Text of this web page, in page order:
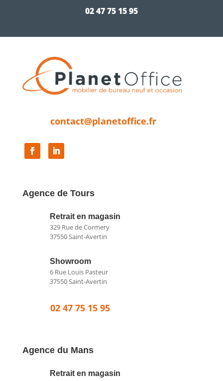
02 47 75 15 95
contact@planetoffice.fr
Agence de Tours
Retrait en magasin
329 Rue de Cormery
37550 Saint-Avertin
Showroom
6 Rue Louis Pasteur
37550 Saint-Avertin
02 47 75 15 95
Agence du Mans
Retrait en magasin